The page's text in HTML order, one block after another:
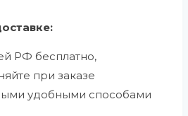
РФ бесплатно,
при заказе
удобными способами